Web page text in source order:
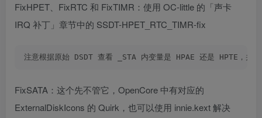
FixHPET、FixRTC 和 FixTIMR：使用 OC-little 的「声卡
IRQ 补丁」章节中的 SSDT-HPET_RTC_TIMR-fix
注意根据原始 DSDT 查看 _STA 内变量是 HPAE 还是 HPTE，并自
FixSATA：这个先不管它，OpenCore 中有对应的
ExternalDiskIcons 的 Quirk，也可以使用 innie.kext 解决